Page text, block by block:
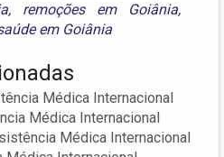
, remoções em Goiânia,
em Goiânia
Médica Internacional
Médica Internacional
Médica Internacional